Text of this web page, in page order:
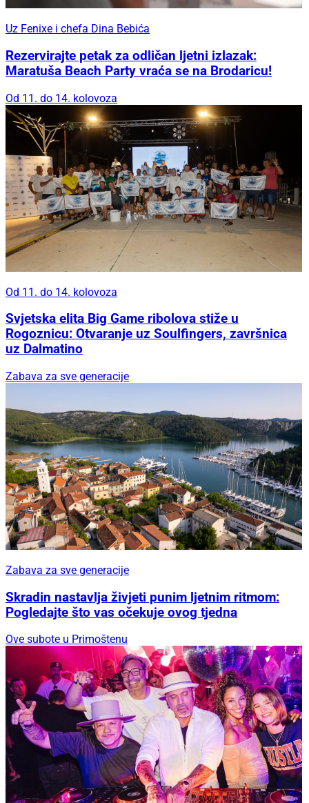
Uz Fenixe i chefa Dina Bebića
Rezervirajte petak za odličan ljetni izlazak:
Maratuša Beach Party vraća se na Brodaricu!
Od 11. do 14. kolovoza
Od 11. do 14. kolovoza
Svjetska elita Big Game ribolova stiže u
Rogoznicu: Otvaranje uz Soulfingers, završnica
uz Dalmatino
Zabava za sve generacije
Zabava za sve generacije
Skradin nastavlja živjeti punim ljetnim ritmom:
Pogledajte što vas očekuje ovog tjedna
Ove subote u Primoštenu